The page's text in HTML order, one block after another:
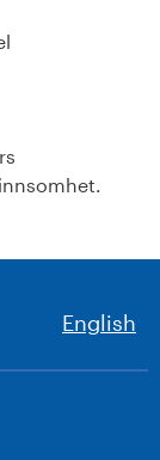
English